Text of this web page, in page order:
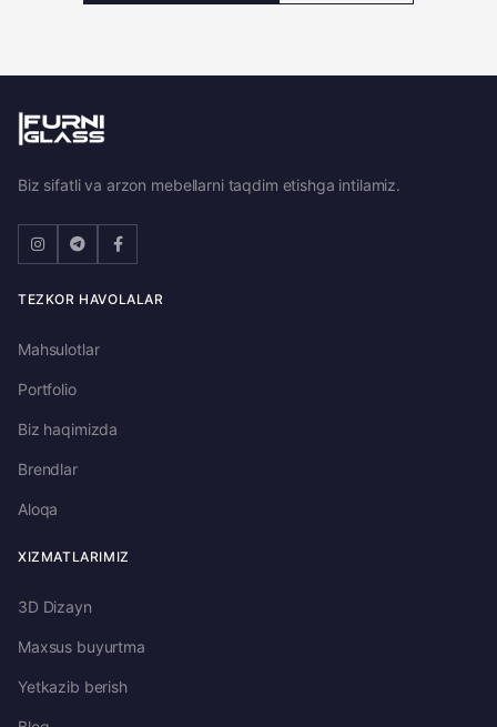
Biz sifatli va arzon mebellarni taqdim etishga intilamiz.
TEZKOR HAVOLALAR
Mahsulotlar
Portfolio
Biz haqimizda
Brendlar
Aloqa
XIZMATLARIMIZ
3D Dizayn
Maxsus buyurtma
Yetkazib berish